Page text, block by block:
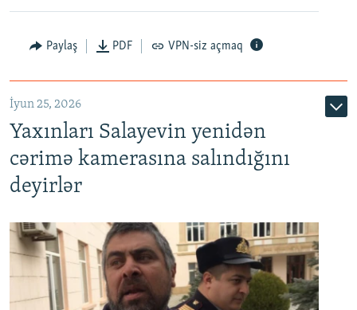
Paylaş PDF VPN-siz açmaq
İyun 25, 2026
Yaxınları Salayevin yenidən
cərimə kamerasına salındığını
deyirlər